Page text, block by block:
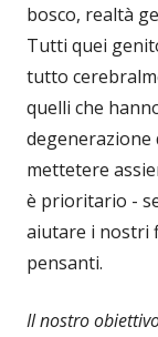
bosco, realtà
Tutti quei
tutto
quelli che
mettetere
è prioritario -
aiutare i nostri
pensanti.
Il nostro